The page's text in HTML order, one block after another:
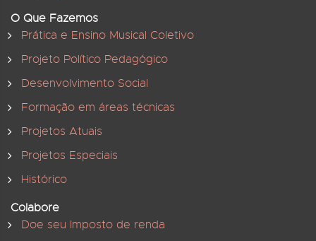
O Que Fazemos
Prática e Ensino Musical Coletivo
Projeto Político Pedagógico
Desenvolvimento Social
Formação em áreas técnicas
Projetos Atuais
Projetos Especiais
Histórico
Colabore
Doe seu Imposto de renda